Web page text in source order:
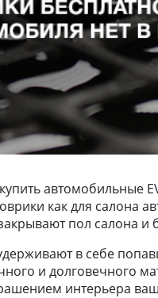
автомобильные
как для
пол салона и
в себе
и долговечного
интерьера